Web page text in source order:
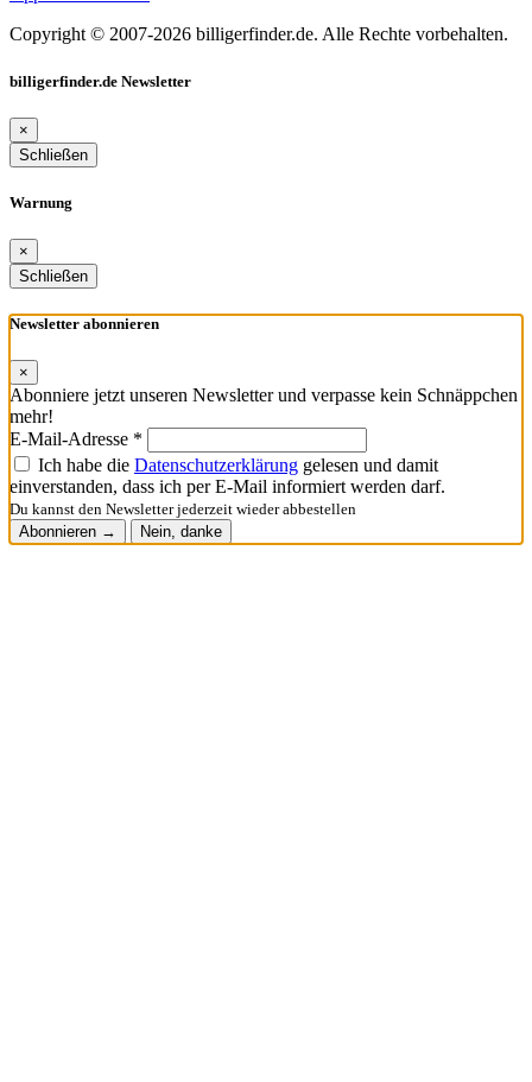
Copyright © 2007-2026 billigerfinder.de. Alle Rechte vorbehalten.
billigerfinder.de Newsletter
×
Schließen
Warnung
×
Schließen
Newsletter abonnieren
×
Abonniere jetzt unseren Newsletter und verpasse kein Schnäppchen
mehr!
E-Mail-Adresse *
Ich habe die Datenschutzerklärung gelesen und damit
einverstanden, dass ich per E-Mail informiert werden darf.
Du kannst den Newsletter jederzeit wieder abbestellen
Abonnieren →
Nein, danke